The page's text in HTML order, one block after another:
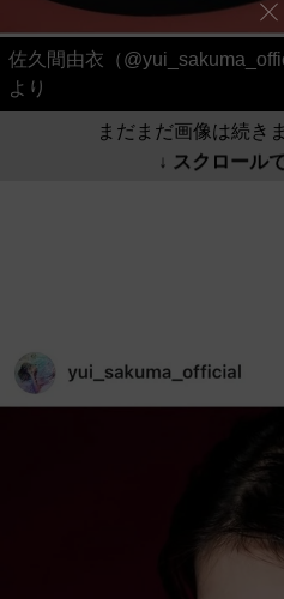
佐久間由衣（
より
まだまだ画像は続き
↓ スクロール